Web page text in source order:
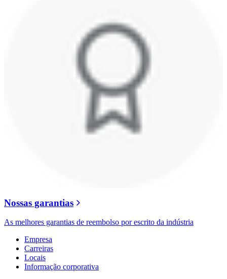
Nossas garantias
As melhores garantias de reembolso por escrito da indústria
Empresa
Carreiras
Locais
Informação corporativa